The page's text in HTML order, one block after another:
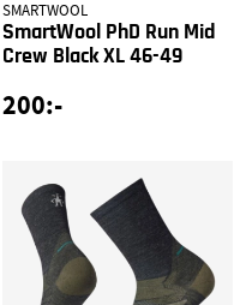
SMARTWOOL
SmartWool PhD Run Mid
Crew Black XL 46-49
200:-